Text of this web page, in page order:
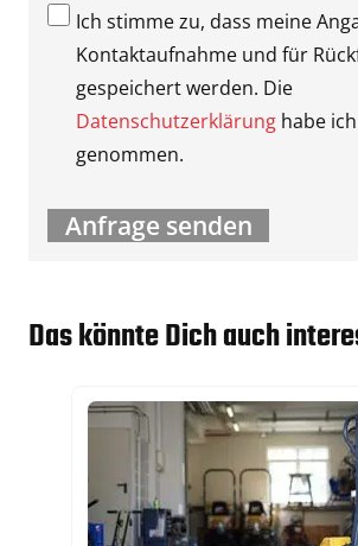
Ich stimme zu, dass meine
Kontaktaufnahme und für
gespeichert werden. Die
Datenschutzerklärunghabe
genommen.
Das könnte Dich auch